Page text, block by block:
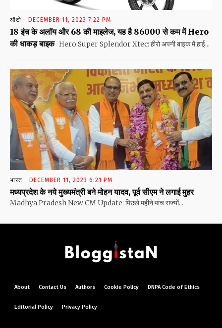
ऑटो DECEMBER 11, 2023 7:22 PM
18 इंच के अलॉय और 68 की माइलेज, यह है 86000 से कम में Hero
की धाकड़ बाइक Hero Super Splendor Xtec: हीरो अपनी बाइक में हाई...
भारत DECEMBER 11, 2023 6:21 PM
मध्यप्रदेश के नये मुख्यमंत्री बने मोहन यादव, पूर्व सीएम ने लगाई मुहर
Madhya Pradesh New CM Update: पिछले महीने पांच राज्यों...
About Contact Us Authors Cookie Policy DNPA Code of Ethics
Editorial Policy Privacy Policy